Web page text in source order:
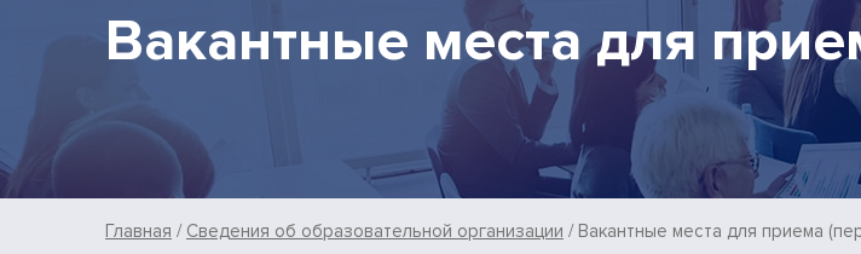
Вакантные места для
Строка
Главная Сведения об образовательной организации Вакантные места для приема